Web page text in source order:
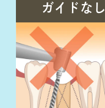
ガイドなし